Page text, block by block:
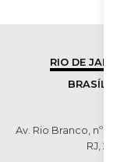
RIO DE
BRASÍLIA
Av. Rio Branco, nº
RJ,